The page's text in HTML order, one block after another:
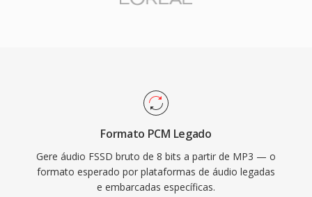
Formato PCM Legado
Gere áudio FSSD bruto de 8 bits a partir de MP3 — o
formato esperado por plataformas de áudio legadas
e embarcadas específicas.